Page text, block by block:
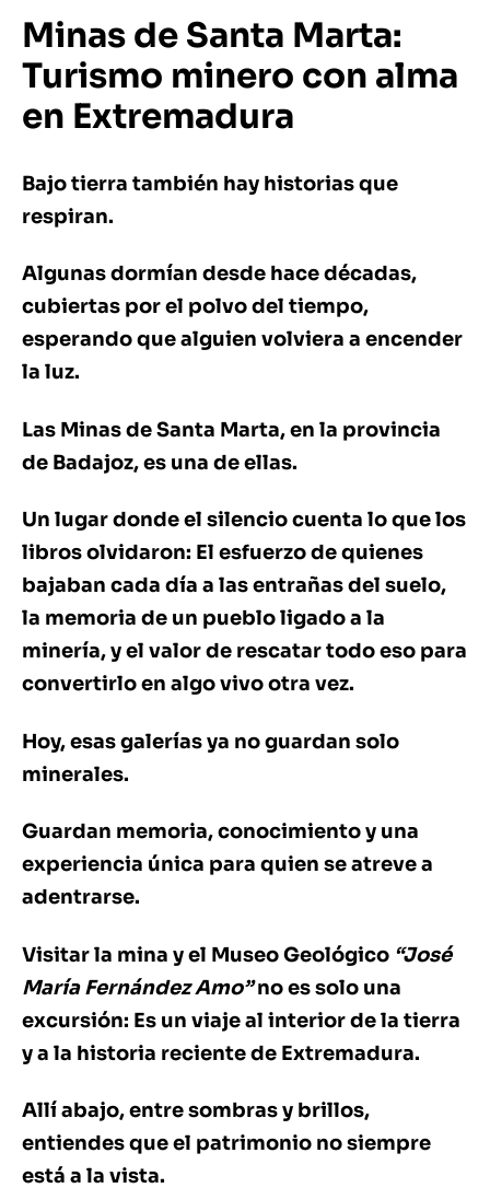
Minas de Santa Marta:
Turismo minero con alma
en Extremadura
Bajo tierra también hay historias que
respiran.
Algunas dormían desde hace décadas,
cubiertas por el polvo del tiempo,
esperando que alguien volviera a encender
la luz.
Las Minas de Santa Marta, en la provincia
de Badajoz, es una de ellas.
Un lugar donde el silencio cuenta lo que los
libros olvidaron: El esfuerzo de quienes
bajaban cada día a las entrañas del suelo,
la memoria de un pueblo ligado a la
minería, y el valor de rescatar todo eso para
convertirlo en algo vivo otra vez.
Hoy, esas galerías ya no guardan solo
minerales.
Guardan memoria, conocimiento y una
experiencia única para quien se atreve a
adentrarse.
Visitar la mina y el Museo Geológico “José
María Fernández Amo”no es solo una
excursión: Es un viaje al interior de la tierra
y a la historia reciente de Extremadura.
Allí abajo, entre sombras y brillos,
entiendes que el patrimonio no siempre
está a la vista.